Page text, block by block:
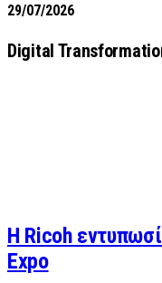
29/07/2026
Digital
Η Ricoh
Expo